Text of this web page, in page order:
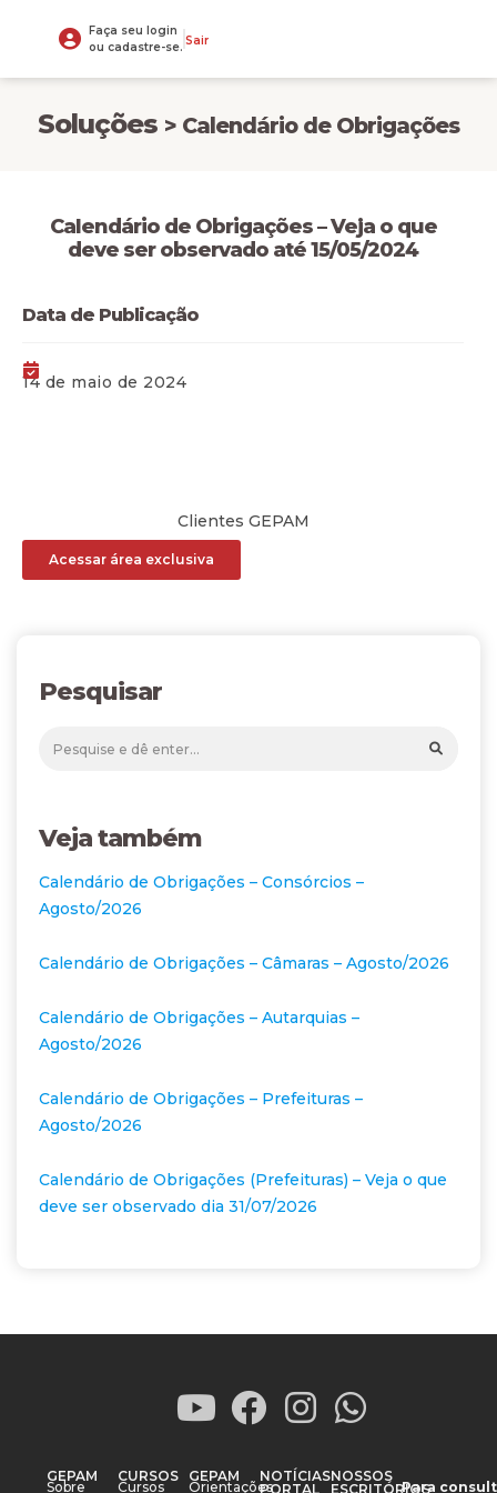
Faça seu login
ou cadastre-se. Sair
Soluções > Calendário de Obrigações
Calendário de Obrigações – Veja o que
deve ser observado até 15/05/2024
Data de Publicação
14 de maio de 2024
Clientes GEPAM
Acessar área exclusiva
Pesquisar
Veja também
Calendário de Obrigações – Consórcios –
Agosto/2026
Calendário de Obrigações – Câmaras – Agosto/2026
Calendário de Obrigações – Autarquias –
Agosto/2026
Calendário de Obrigações – Prefeituras –
Agosto/2026
Calendário de Obrigações (Prefeituras) – Veja o que
deve ser observado dia 31/07/2026
GEPAM
Sobre
CURSOS
Cursos
GEPAM
Orientações
NOTÍCIAS
PORTAL
NOSSOS
ESCRITÓRIOS
Para